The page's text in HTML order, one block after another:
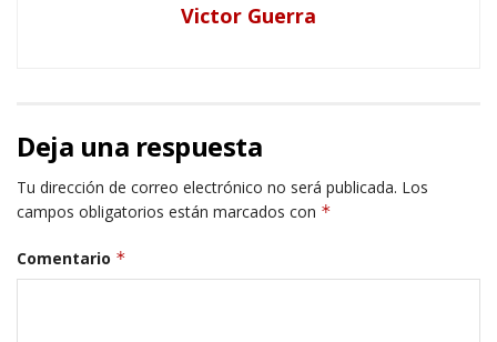
Victor Guerra
Deja una respuesta
Tu dirección de correo electrónico no será publicada. Los
campos obligatorios están marcados con *
Comentario *